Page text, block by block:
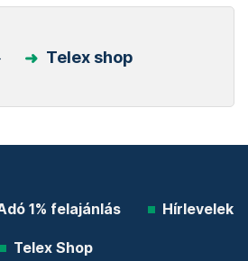
Telex shop
1% felajánlás Hírlevelek
Telex Shop